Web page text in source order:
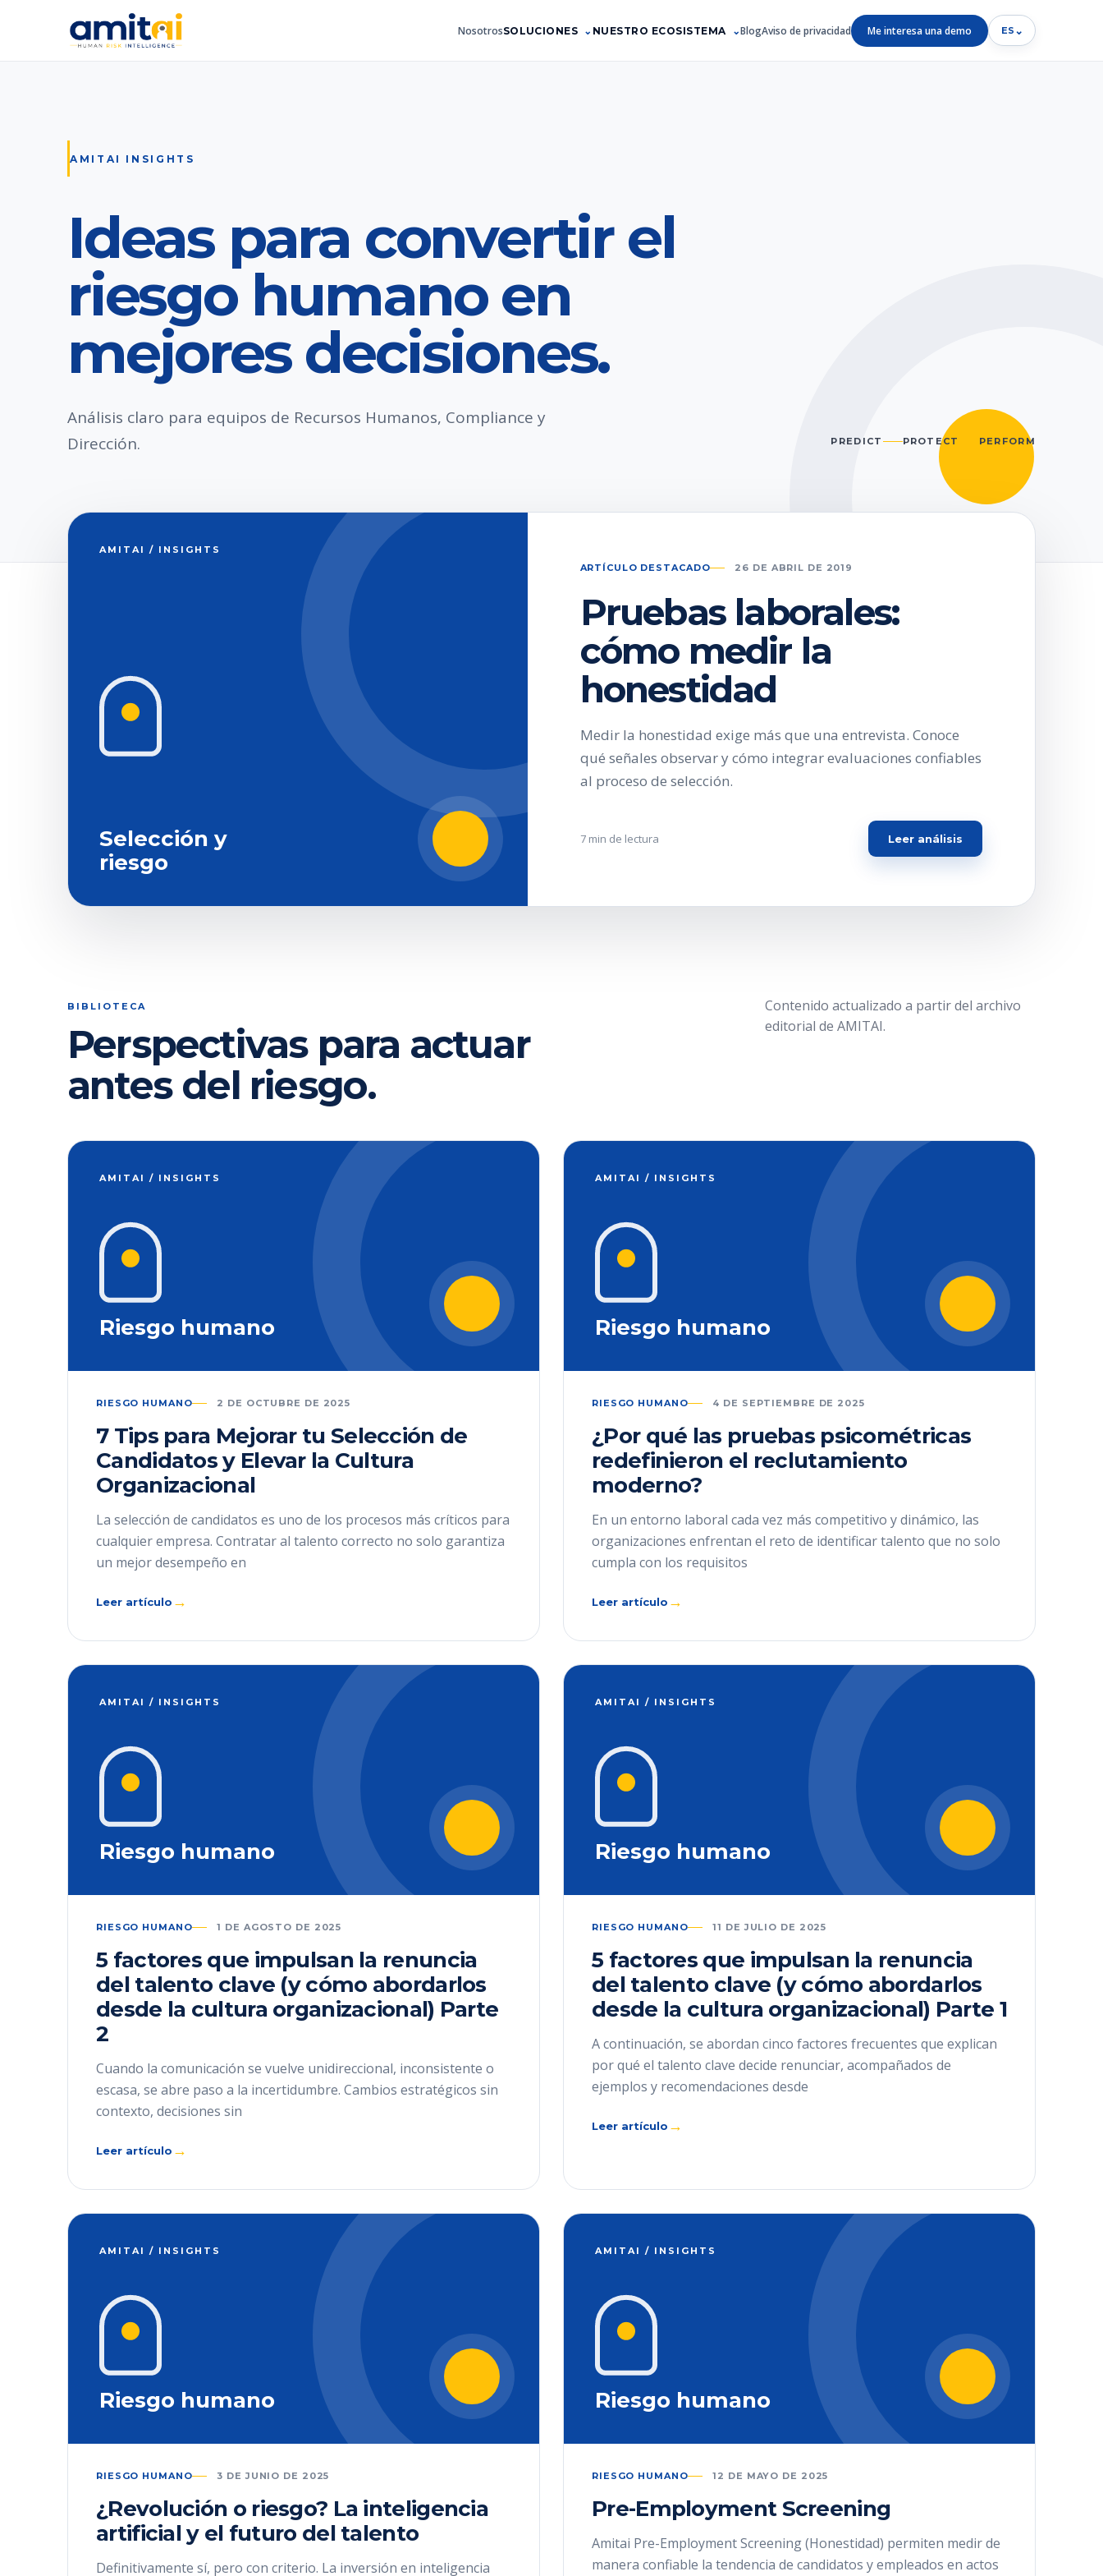
NosotrosSOLUCIONES NUESTRO ECOSISTEMA BlogAviso de privacidad Me interesa una demo ES ⌄
AMITAI INSIGHTS
Ideas para convertir el
riesgo humano en
mejores decisiones.
Análisis claro para equipos de Recursos Humanos, Compliance y
Dirección.
PREDICT PROTECT PERFORM
AMITAI / INSIGHTS
Selección y
riesgo
ARTÍCULO DESTACADO 26 DE ABRIL DE 2019
Pruebas laborales:
cómo medir la
honestidad
Medir la honestidad exige más que una entrevista. Conoce
qué señales observar y cómo integrar evaluaciones confiables
al proceso de selección.
7 min de lectura Leer análisis
BIBLIOTECA
Perspectivas para actuar
antes del riesgo.
Contenido actualizado a partir del archivo
editorial de AMITAI.
AMITAI / INSIGHTS
Riesgo humano
RIESGO HUMANO 2 DE OCTUBRE DE 2025
7 Tips para Mejorar tu Selección de
Candidatos y Elevar la Cultura
Organizacional
La selección de candidatos es uno de los procesos más críticos para
cualquier empresa. Contratar al talento correcto no solo garantiza
un mejor desempeño en
Leer artículo →
AMITAI / INSIGHTS
Riesgo humano
RIESGO HUMANO 4 DE SEPTIEMBRE DE 2025
¿Por qué las pruebas psicométricas
redefinieron el reclutamiento
moderno?
En un entorno laboral cada vez más competitivo y dinámico, las
organizaciones enfrentan el reto de identificar talento que no solo
cumpla con los requisitos
Leer artículo →
AMITAI / INSIGHTS
Riesgo humano
RIESGO HUMANO 1 DE AGOSTO DE 2025
5 factores que impulsan la renuncia
del talento clave (y cómo abordarlos
desde la cultura organizacional) Parte
2
Cuando la comunicación se vuelve unidireccional, inconsistente o
escasa, se abre paso a la incertidumbre. Cambios estratégicos sin
contexto, decisiones sin
Leer artículo →
AMITAI / INSIGHTS
Riesgo humano
RIESGO HUMANO 11 DE JULIO DE 2025
5 factores que impulsan la renuncia
del talento clave (y cómo abordarlos
desde la cultura organizacional) Parte 1
A continuación, se abordan cinco factores frecuentes que explican
por qué el talento clave decide renunciar, acompañados de
ejemplos y recomendaciones desde
Leer artículo →
AMITAI / INSIGHTS
Riesgo humano
RIESGO HUMANO 3 DE JUNIO DE 2025
¿Revolución o riesgo? La inteligencia
artificial y el futuro del talento
Definitivamente sí, pero con criterio. La inversión en inteligencia
AMITAI / INSIGHTS
Riesgo humano
RIESGO HUMANO 12 DE MAYO DE 2025
Pre-Employment Screening
Amitai Pre-Employment Screening (Honestidad) permiten medir de
manera confiable la tendencia de candidatos y empleados en actos